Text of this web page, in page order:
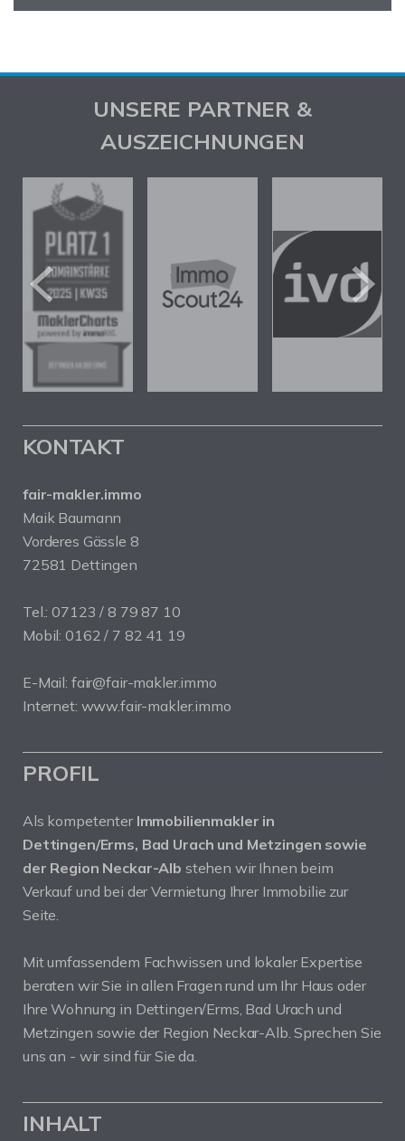
UNSERE PARTNER &
AUSZEICHNUNGEN
KONTAKT
fair-makler.immo
Maik Baumann
Vorderes Gässle 8
72581 Dettingen
Tel.: 07123 / 8 79 87 10
Mobil: 0162 / 7 82 41 19
E-Mail: fair@fair-makler.immo
Internet: www.fair-makler.immo
PROFIL
Als kompetenter Immobilienmakler in
Dettingen/Erms, Bad Urach und Metzingen sowie
der Region Neckar-Alb stehen wir Ihnen beim
Verkauf und bei der Vermietung Ihrer Immobilie zur
Seite.
Mit umfassendem Fachwissen und lokaler Expertise
beraten wir Sie in allen Fragen rund um Ihr Haus oder
Ihre Wohnung in Dettingen/Erms, Bad Urach und
Metzingen sowie der Region Neckar-Alb. Sprechen Sie
uns an - wir sind für Sie da.
INHALT